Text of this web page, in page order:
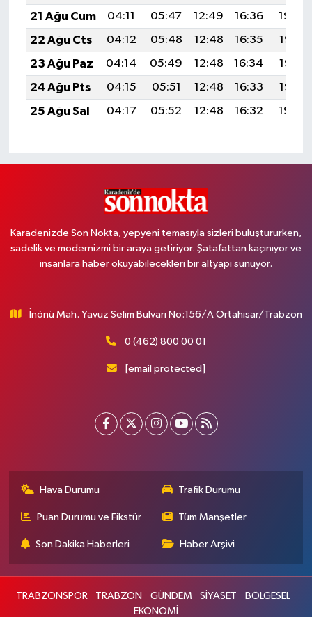
21 Ağu Cum
04:11 05:47 12:49 16:36
19:40
22 Ağu Cts
04:12 05:48 12:48 16:35
19:38
23 Ağu Paz
04:14 05:49 12:48 16:34
19:37
24 Ağu Pts
04:15 05:51 12:48 16:33
19:35
25 Ağu Sal
04:17 05:52 12:48 16:32 19:34
Karadenizde Son Nokta, yepyeni temasıyla sizleri buluştururken,
sadelik ve modernizmi bir araya getiriyor. Şatafattan kaçınıyor ve
insanlara haber okuyabilecekleri bir altyapı sunuyor.
İnönü Mah. Yavuz Selim Bulvarı No:156/A Ortahisar/Trabzon
0 (462) 800 00 01
[email protected]
Hava Durumu Trafik Durumu
Puan Durumu ve Fikstür Tüm Manşetler
Son Dakika Haberleri Haber Arşivi
TRABZONSPOR TRABZON GÜNDEM SİYASET
BÖLGESEL
EKONOMİ